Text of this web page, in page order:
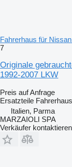
Fahrerhaus für
7
Originale
1992-2007 LKW
Preis auf Anfrage
Ersatzteile
Italien, Parma
MARZAIOLI SPA
Verkäufer kontaktieren